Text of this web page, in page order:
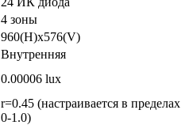
4 зоны
960(H)x576(V)
Внутренняя
0.00006 lux
r=0.45 (настраивается в пределах
0-1.0)